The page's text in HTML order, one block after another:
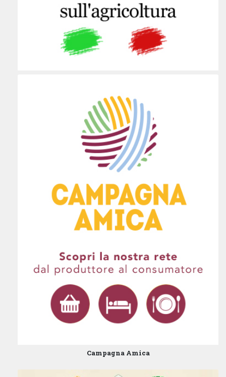
29.7 km
Percorsi
SAN DONÀ DI PIAVE VENETO 30027
Via Roma, 72, 31050 Paderno TV
PONZANO VENETO VENETO 31050
Percorsi
SEDE PROVINCIALE
V. DELLA CROCE ROSSA 32 - 35129
PADOVA, PADOVA
PADOVA VENETO 35129
Campagna Amica